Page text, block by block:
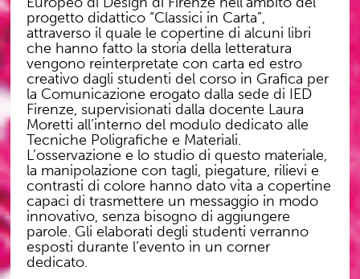
progetto didattico “Classici in Carta”,
attraverso il quale le copertine di alcuni libri
che hanno fatto la storia della letteratura
vengono reinterpretate con carta ed estro
creativo dagli studenti del corso in Grafica per
la Comunicazione erogato dalla sede di IED
Firenze, supervisionati dalla docente Laura
Moretti all’interno del modulo dedicato alle
Tecniche Poligrafiche e Materiali.
L’osservazione e lo studio di questo materiale,
la manipolazione con tagli, piegature, rilievi e
contrasti di colore hanno dato vita a copertine
capaci di trasmettere un messaggio in modo
innovativo, senza bisogno di aggiungere
parole. Gli elaborati degli studenti verranno
esposti durante l’evento in un corner
dedicato.